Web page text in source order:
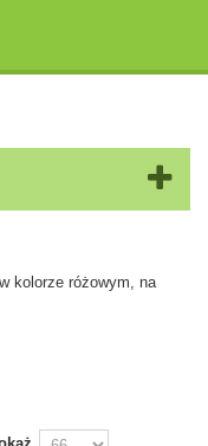
kolorze różowym, na